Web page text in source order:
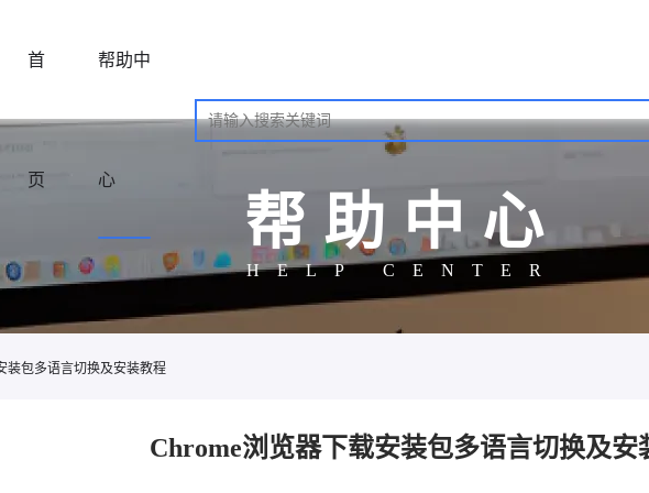
首
页
帮助中
心
帮助中心
HELP CENTER
装包多语言切换及安装教程
Chrome浏览器下载安装包多语言切换及安